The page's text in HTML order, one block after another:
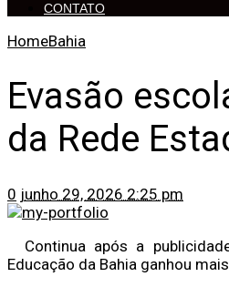
CONTATO
HomeBahia
Evasão
da Rede
0 junho 29, 2026 2:25 pm
Continua após a
Educação da Bahia ganhou